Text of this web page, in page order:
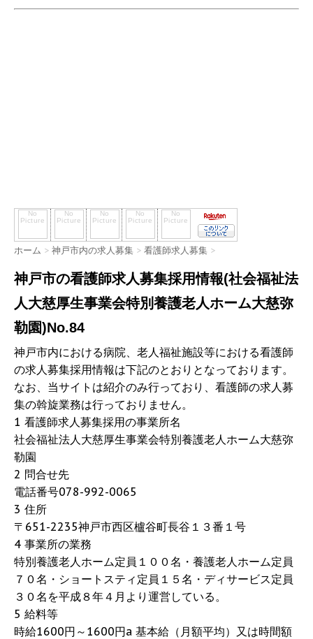
ホーム > 神戸市内の求人募集 > 看護師求人募集 >
神戸市の看護師求人募集採用情報(社会福祉法
人大慈厚生事業会特別養護老人ホーム大慈弥
勒園)No.84
神戸市内における病院、老人福祉施設等における看護師
の求人募集採用情報は下記のとおりとなっております。
なお、当サイトは紹介のみ行っており、看護師の求人募
集の斡旋業務は行っておりません。
1 看護師求人募集採用の事業所名
社会福祉法人大慈厚生事業会特別養護老人ホーム大慈弥
勒園
2 問合せ先
電話番号078-992-0065
3 住所
〒651-2235神戸市西区櫨谷町長谷１３番１号
4 事業所の業務
特別養護老人ホーム定員１００名・養護老人ホーム定員
７０名・ショートスティ定員１５名・ディサービス定員
３０名を平成８年４月より運営している。
5 給料等
時給1600円～1600円a 基本給（月額平均）又は時間額